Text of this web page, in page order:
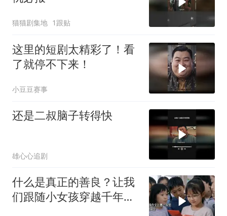
猫猫剧集地 1跟贴
这里的短剧太精彩了！看
了就停不下来！
小豆豆赛事
还是二叔脑子转得快
雄心心追剧
什么是真正的善良？让我
们跟随小女孩穿越千年寻